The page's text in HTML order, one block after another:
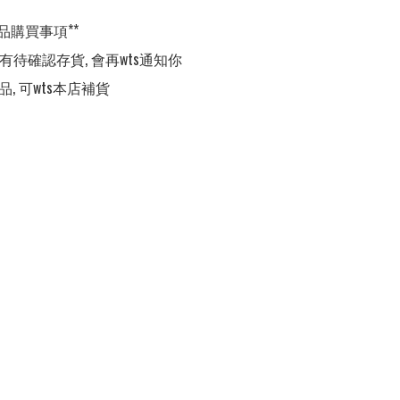
購買事項**
待確認存貨, 會再wts通知你
, 可wts本店補貨